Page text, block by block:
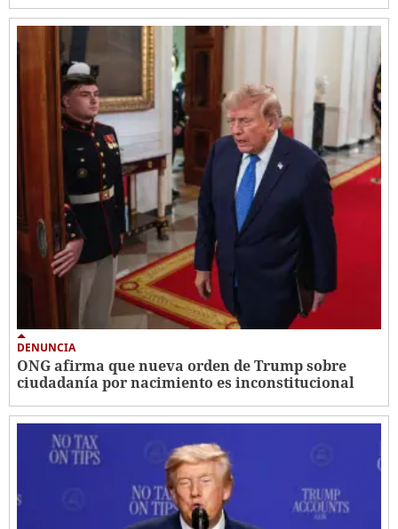
DENUNCIA
ONG afirma que nueva orden de Trump sobre
ciudadanía por nacimiento es inconstitucional